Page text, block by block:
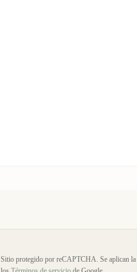
Sitio protegido por reCAPTCHA. Se aplican la